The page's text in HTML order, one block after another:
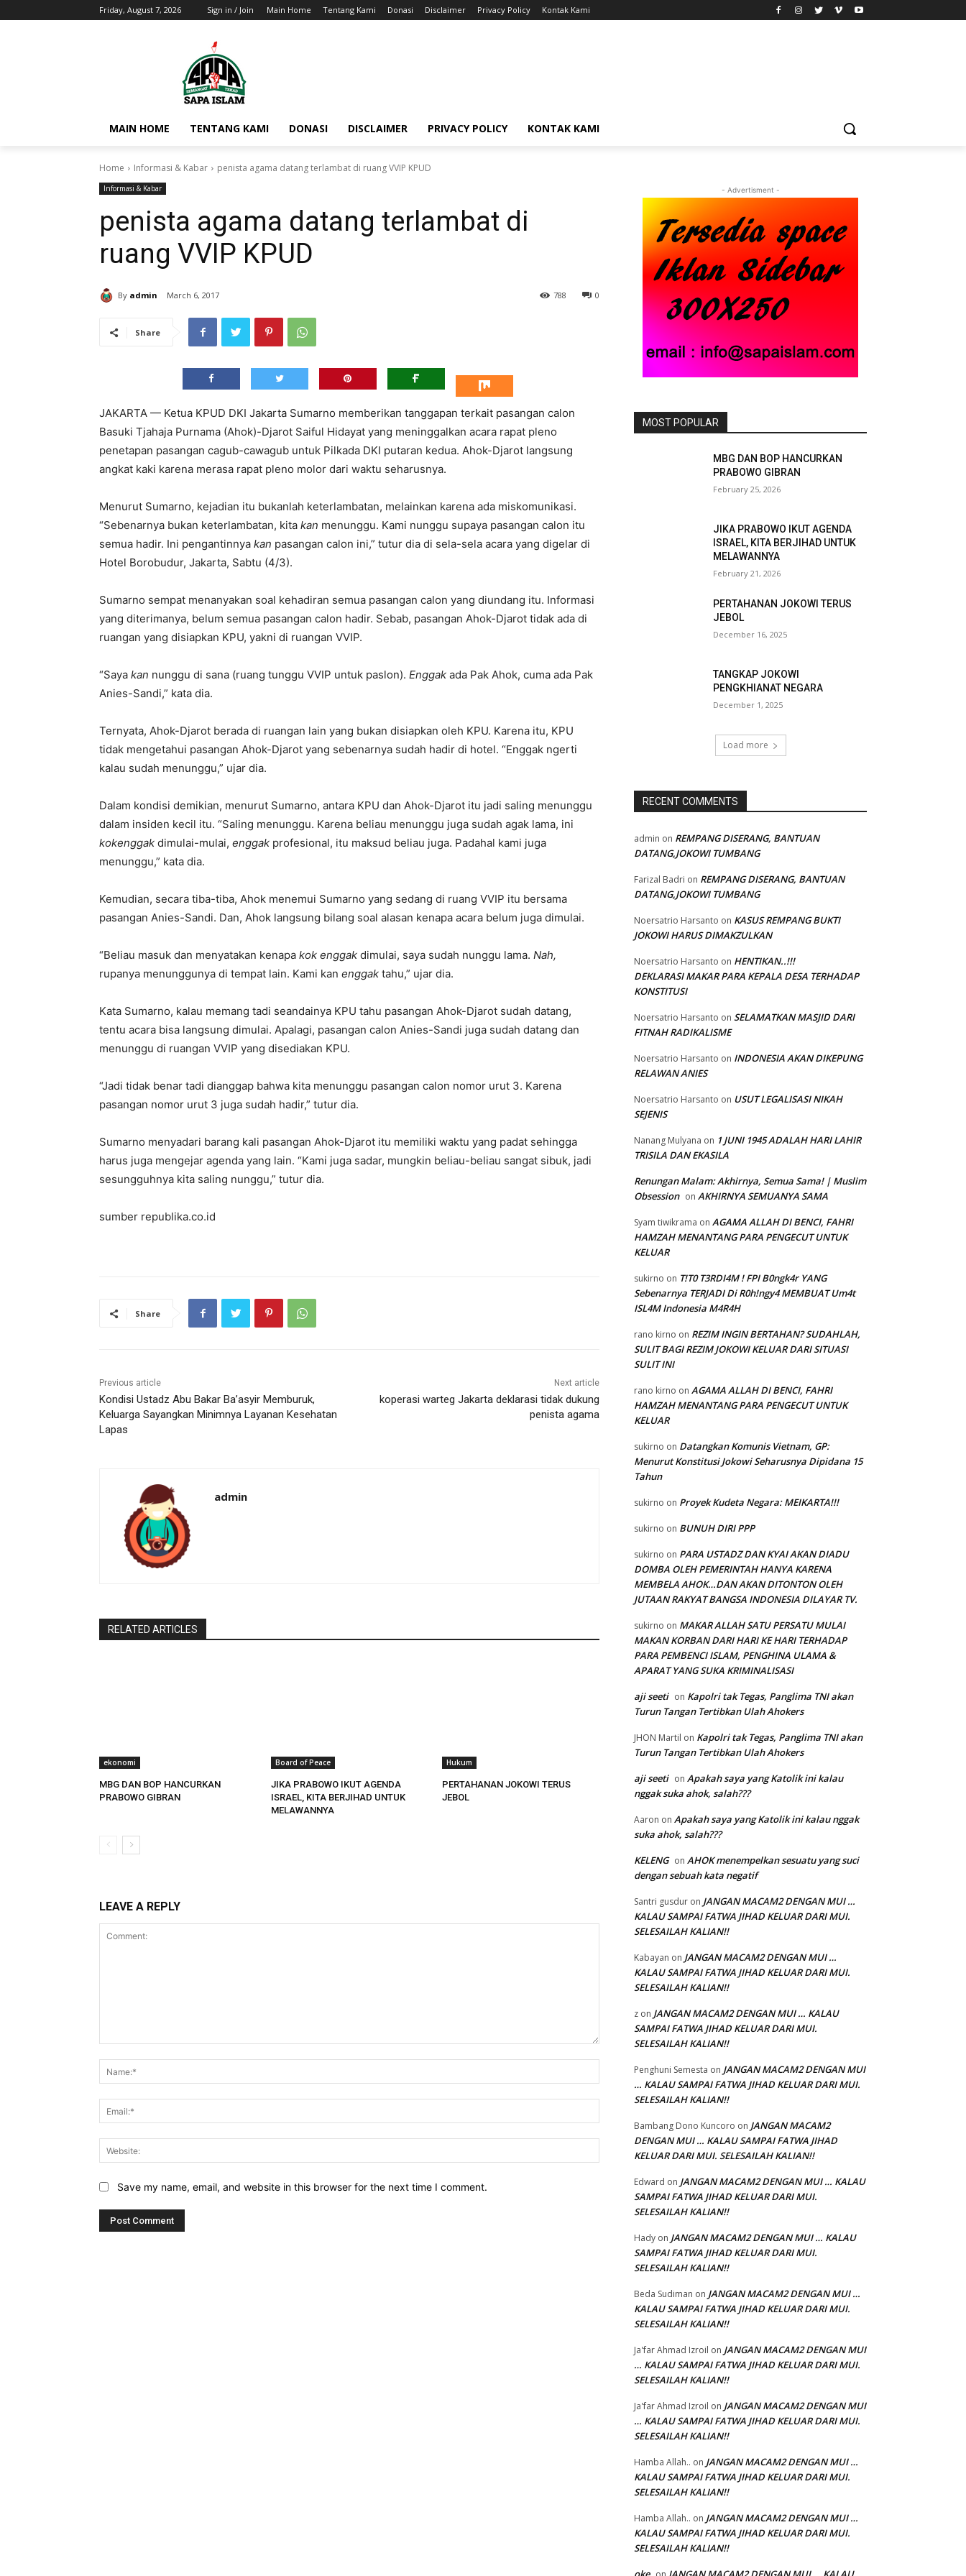
Friday, August 7, 2026 Sign in / Join Main Home Tentang Kami Donasi Disclaimer Privacy Policy Kontak Kami
MAIN HOME TENTANG KAMI DONASI DISCLAIMER PRIVACY POLICY KONTAK KAMI
Home Informasi & Kabar penista agama datang terlambat di ruang VVIP KPUD
Informasi & Kabar
penista agama datang terlambat di
ruang VVIP KPUD
By admin March 6, 2017 0
788
Share
JAKARTA — Ketua KPUD DKI Jakarta Sumarno memberikan tanggapan terkait pasangan calon
Basuki Tjahaja Purnama (Ahok)-Djarot Saiful Hidayat yang meninggalkan acara rapat pleno
penetapan pasangan cagub-cawagub untuk Pilkada DKI putaran kedua. Ahok-Djarot langsung
angkat kaki karena merasa rapat pleno molor dari waktu seharusnya.
Menurut Sumarno, kejadian itu bukanlah keterlambatan, melainkan karena ada miskomunikasi.
“Sebenarnya bukan keterlambatan, kita kan menunggu. Kami nunggu supaya pasangan calon itu
semua hadir. Ini pengantinnya kan pasangan calon ini,” tutur dia di sela-sela acara yang digelar di
Hotel Borobudur, Jakarta, Sabtu (4/3).
Sumarno sempat menanyakan soal kehadiran semua pasangan calon yang diundang itu. Informasi
yang diterimanya, belum semua pasangan calon hadir. Sebab, pasangan Ahok-Djarot tidak ada di
ruangan yang disiapkan KPU, yakni di ruangan VVIP.
“Saya kan nunggu di sana (ruang tunggu VVIP untuk paslon). Enggak ada Pak Ahok, cuma ada Pak
Anies-Sandi,” kata dia.
Ternyata, Ahok-Djarot berada di ruangan lain yang bukan disiapkan oleh KPU. Karena itu, KPU
tidak mengetahui pasangan Ahok-Djarot yang sebenarnya sudah hadir di hotel. “Enggak ngerti
kalau sudah menunggu,” ujar dia.
Dalam kondisi demikian, menurut Sumarno, antara KPU dan Ahok-Djarot itu jadi saling menunggu
dalam insiden kecil itu. “Saling menunggu. Karena beliau menunggu juga sudah agak lama, ini
kokenggak dimulai-mulai, enggak profesional, itu maksud beliau juga. Padahal kami juga
menunggu,” kata dia.
Kemudian, secara tiba-tiba, Ahok menemui Sumarno yang sedang di ruang VVIP itu bersama
pasangan Anies-Sandi. Dan, Ahok langsung bilang soal alasan kenapa acara belum juga dimulai.
“Beliau masuk dan menyatakan kenapa kok enggak dimulai, saya sudah nunggu lama. Nah,
rupanya menunggunya di tempat lain. Kami kan enggak tahu,” ujar dia.
Kata Sumarno, kalau memang tadi seandainya KPU tahu pasangan Ahok-Djarot sudah datang,
tentu acara bisa langsung dimulai. Apalagi, pasangan calon Anies-Sandi juga sudah datang dan
menunggu di ruangan VVIP yang disediakan KPU.
“Jadi tidak benar tadi dianggap bahwa kita menunggu pasangan calon nomor urut 3. Karena
pasangan nomor urut 3 juga sudah hadir,” tutur dia.
Sumarno menyadari barang kali pasangan Ahok-Djarot itu memiliki waktu yang padat sehingga
harus juga mengejar agenda yang lain. “Kami juga sadar, mungkin beliau-beliau sangat sibuk, jadi
sesungguhnya kita saling nunggu,” tutur dia.
sumber republika.co.id
Share
Previous article
Kondisi Ustadz Abu Bakar Ba’asyir Memburuk,
Keluarga Sayangkan Minimnya Layanan Kesehatan
Lapas
Next article
koperasi warteg Jakarta deklarasi tidak dukung
penista agama
admin
RELATED ARTICLES
ekonomi
MBG DAN BOP HANCURKAN
PRABOWO GIBRAN
Board of Peace
JIKA PRABOWO IKUT AGENDA
ISRAEL, KITA BERJIHAD UNTUK
MELAWANNYA
Hukum
PERTAHANAN JOKOWI TERUS
JEBOL
LEAVE A REPLY
Website:
Save my name, email, and website in this browser for the next time I comment.
- Advertisment -
MOST POPULAR
MBG DAN BOP HANCURKAN
PRABOWO GIBRAN
February 25, 2026
JIKA PRABOWO IKUT AGENDA
ISRAEL, KITA BERJIHAD UNTUK
MELAWANNYA
February 21, 2026
PERTAHANAN JOKOWI TERUS
JEBOL
December 16, 2025
TANGKAP JOKOWI
PENGKHIANAT NEGARA
December 1, 2025
Load more
RECENT COMMENTS
admin on REMPANG DISERANG, BANTUAN
DATANG,JOKOWI TUMBANG
Farizal Badri on REMPANG DISERANG, BANTUAN
DATANG,JOKOWI TUMBANG
Noersatrio Harsanto on KASUS REMPANG BUKTI
JOKOWI HARUS DIMAKZULKAN
Noersatrio Harsanto on HENTIKAN..!!!
DEKLARASI MAKAR PARA KEPALA DESA TERHADAP
KONSTITUSI
Noersatrio Harsanto on SELAMATKAN MASJID DARI
FITNAH RADIKALISME
Noersatrio Harsanto on INDONESIA AKAN DIKEPUNG
RELAWAN ANIES
Noersatrio Harsanto on USUT LEGALISASI NIKAH
SEJENIS
Nanang Mulyana on 1 JUNI 1945 ADALAH HARI LAHIR
TRISILA DAN EKASILA
Renungan Malam: Akhirnya, Semua Sama! | Muslim
Obsession on AKHIRNYA SEMUANYA SAMA
Syam tiwikrama on AGAMA ALLAH DI BENCI, FAHRI
HAMZAH MENANTANG PARA PENGECUT UNTUK
KELUAR
sukirno on T!T0 T3RDI4M ! FPI B0ngk4r YANG
Sebenarnya TERJADI Di R0h!ngy4 MEMBUAT Um4t
ISL4M Indonesia M4R4H
rano kirno on REZIM INGIN BERTAHAN? SUDAHLAH,
SULIT BAGI REZIM JOKOWI KELUAR DARI SITUASI
SULIT INI
rano kirno on AGAMA ALLAH DI BENCI, FAHRI
HAMZAH MENANTANG PARA PENGECUT UNTUK
KELUAR
sukirno on Datangkan Komunis Vietnam, GP:
Menurut Konstitusi Jokowi Seharusnya Dipidana 15
Tahun
sukirno on Proyek Kudeta Negara: MEIKARTA!!!
sukirno on BUNUH DIRI PPP
sukirno on PARA USTADZ DAN KYAI AKAN DIADU
DOMBA OLEH PEMERINTAH HANYA KARENA
MEMBELA AHOK…DAN AKAN DITONTON OLEH
JUTAAN RAKYAT BANGSA INDONESIA DILAYAR TV.
sukirno on MAKAR ALLAH SATU PERSATU MULAI
MAKAN KORBAN DARI HARI KE HARI TERHADAP
PARA PEMBENCI ISLAM, PENGHINA ULAMA &
APARAT YANG SUKA KRIMINALISASI
aji seeti on Kapolri tak Tegas, Panglima TNI akan
Turun Tangan Tertibkan Ulah Ahokers
JHON Martil on Kapolri tak Tegas, Panglima TNI akan
Turun Tangan Tertibkan Ulah Ahokers
aji seeti on Apakah saya yang Katolik ini kalau
nggak suka ahok, salah???
Aaron on Apakah saya yang Katolik ini kalau nggak
suka ahok, salah???
KELENG on AHOK menempelkan sesuatu yang suci
dengan sebuah kata negatif
Santri gusdur on JANGAN MACAM2 DENGAN MUI …
KALAU SAMPAI FATWA JIHAD KELUAR DARI MUI.
SELESAILAH KALIAN!!
Kabayan on JANGAN MACAM2 DENGAN MUI …
KALAU SAMPAI FATWA JIHAD KELUAR DARI MUI.
SELESAILAH KALIAN!!
z on JANGAN MACAM2 DENGAN MUI … KALAU
SAMPAI FATWA JIHAD KELUAR DARI MUI.
SELESAILAH KALIAN!!
Penghuni Semesta on JANGAN MACAM2 DENGAN MUI
… KALAU SAMPAI FATWA JIHAD KELUAR DARI MUI.
SELESAILAH KALIAN!!
Bambang Dono Kuncoro on JANGAN MACAM2
DENGAN MUI … KALAU SAMPAI FATWA JIHAD
KELUAR DARI MUI. SELESAILAH KALIAN!!
Edward on JANGAN MACAM2 DENGAN MUI … KALAU
SAMPAI FATWA JIHAD KELUAR DARI MUI.
SELESAILAH KALIAN!!
Hady on JANGAN MACAM2 DENGAN MUI … KALAU
SAMPAI FATWA JIHAD KELUAR DARI MUI.
SELESAILAH KALIAN!!
Beda Sudiman on JANGAN MACAM2 DENGAN MUI …
KALAU SAMPAI FATWA JIHAD KELUAR DARI MUI.
SELESAILAH KALIAN!!
Ja'far Ahmad Izroil on JANGAN MACAM2 DENGAN MUI
… KALAU SAMPAI FATWA JIHAD KELUAR DARI MUI.
SELESAILAH KALIAN!!
Ja'far Ahmad Izroil on JANGAN MACAM2 DENGAN MUI
… KALAU SAMPAI FATWA JIHAD KELUAR DARI MUI.
SELESAILAH KALIAN!!
Hamba Allah.. on JANGAN MACAM2 DENGAN MUI …
KALAU SAMPAI FATWA JIHAD KELUAR DARI MUI.
SELESAILAH KALIAN!!
Hamba Allah.. on JANGAN MACAM2 DENGAN MUI …
KALAU SAMPAI FATWA JIHAD KELUAR DARI MUI.
SELESAILAH KALIAN!!